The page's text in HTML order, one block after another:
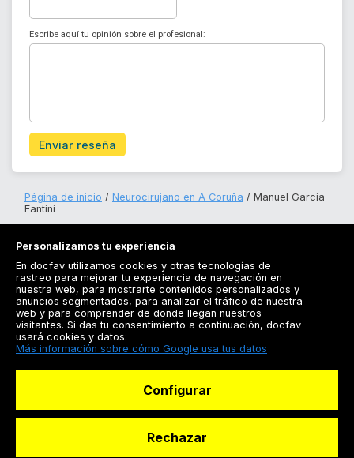
Escribe aquí tu opinión sobre el profesional:
Enviar reseña
Página de inicio Neurocirujano en A Coruña
Manuel Garcia
Fantini
Registrarse
Docfav
Personalizamos tu experiencia
En docfav utilizamos cookies y otras tecnologías de
rastreo para mejorar tu experiencia de navegación en
nuestra web, para mostrarte contenidos personalizados y
anuncios segmentados, para analizar el tráfico de nuestra
web y para comprender de donde llegan nuestros
visitantes. Si das tu consentimiento a continuación, docfav
usará cookies y datos:
Más información sobre cómo Google usa tus datos
Configurar
Rechazar